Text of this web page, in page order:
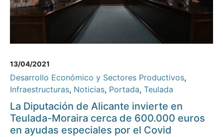
13/04/2021
Desarrollo Económico y Sectores Productivos,
Infraestructuras, Noticias, Portada, Teulada
La Diputación de Alicante invierte en
Teulada-Moraira cerca de 600.000 euros
en ayudas especiales por el Covid